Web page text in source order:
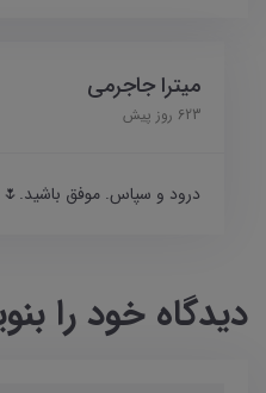
میترا جاجرمی
623 روز پیش
درود و سپاس. موفق
دیدگاه خود را